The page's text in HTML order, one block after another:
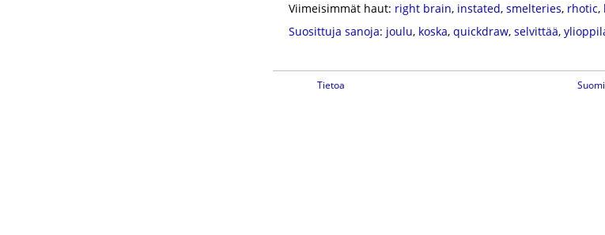
Viimeisimmät haut: right brain, instated, smelteries, rhotic,
Suosittuja sanoja: joulu, koska, quickdraw, selvittää,
Tietoa